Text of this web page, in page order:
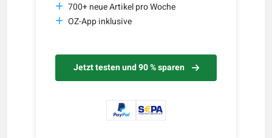
700+ neue Artikel pro Woche
OZ-App inklusive
Jetzt testen und 90 % sparen